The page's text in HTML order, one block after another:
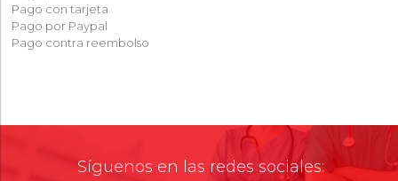
Pago con tarjeta
Pago por Paypal
Pago contra reembolso
Síguenos en las redes sociales: